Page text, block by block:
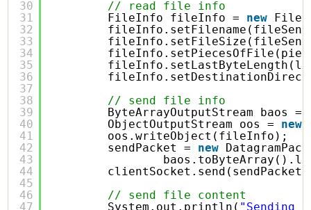
30
31
32
33
34
35
36
37
38
39
40
41
42
43
44
45
46
47
// read file info
FileInfo fileInfo = new
// send file info
ByteArrayOutputStream baos =
ObjectOutputStream oos = new
oos.writeObject(fileInfo);
sendPacket = new
// send file content
System.out.println(